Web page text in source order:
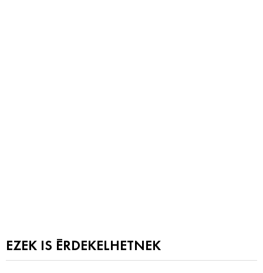
EZEK IS ÉRDEKELHETNEK